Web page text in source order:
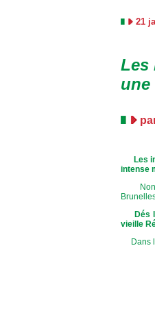
21
Les
Les
intense
Non
Dés
vieille
Dans